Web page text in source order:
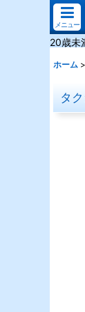
メニュー
20歳未
ホーム >
タ